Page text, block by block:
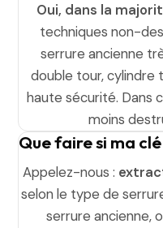
Oui, dans la
techniques non-
serrure ancienne
double tour, cylindre
haute sécurité. Dans
moins
Que faire si ma
Appelez-nous :
selon le type de
serrure ancienne,